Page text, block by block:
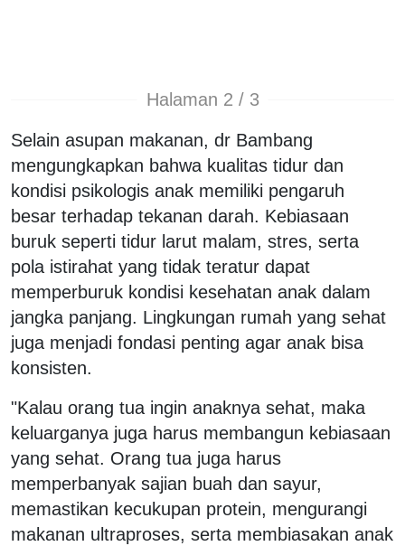
Halaman 2 / 3
Selain asupan makanan, dr Bambang
mengungkapkan bahwa kualitas tidur dan
kondisi psikologis anak memiliki pengaruh
besar terhadap tekanan darah. Kebiasaan
buruk seperti tidur larut malam, stres, serta
pola istirahat yang tidak teratur dapat
memperburuk kondisi kesehatan anak dalam
jangka panjang. Lingkungan rumah yang sehat
juga menjadi fondasi penting agar anak bisa
konsisten.
"Kalau orang tua ingin anaknya sehat, maka
keluarganya juga harus membangun kebiasaan
yang sehat. Orang tua juga harus
memperbanyak sajian buah dan sayur,
memastikan kecukupan protein, mengurangi
makanan ultraproses, serta membiasakan anak